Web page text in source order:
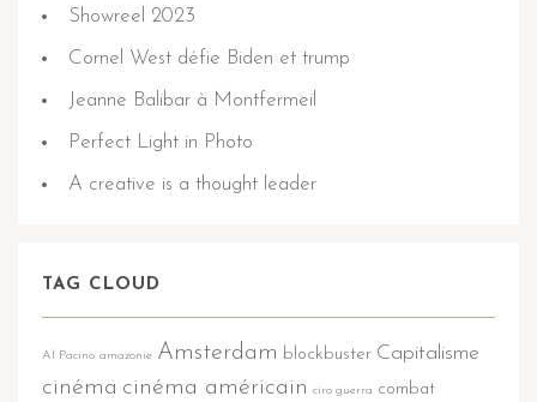
Showreel 2023
Cornel West défie Biden et trump
Jeanne Balibar à Montfermeil
Perfect Light in Photo
A creative is a thought leader
TAG CLOUD
Al Pacino amazonie Amsterdam blockbuster Capitalisme
cinéma cinéma américain ciro guerra combat